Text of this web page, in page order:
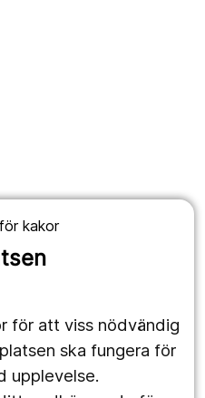
kakor
för att viss nödvändig
ska fungera för
upplevelse.